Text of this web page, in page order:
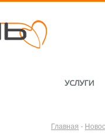
УСЛУГИ
Главная -